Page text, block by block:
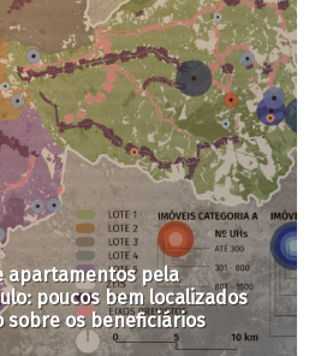
apartamentos pela
poucos bem localizados
sobre os beneficiários